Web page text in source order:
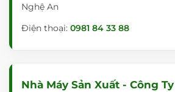
Nghệ An
Điện thoại: 0981 84 33 88
Nhà Máy Sản Xuất - Công